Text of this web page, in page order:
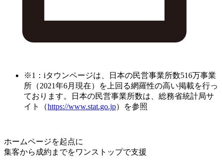
※1：iタウンページは、日本の民営事業所数516万事業
所（2021年6月現在）を上回る網羅性の高い掲載を行っ
ております。日本の民営事業所数は、総務省統計局サ
イト（https://www.stat.go.jp）を参照
ホームページを起点に
集客から成約までをワンストップで支援